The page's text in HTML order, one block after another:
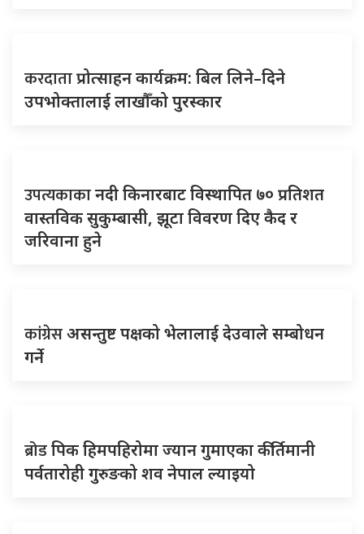
करदाताप्रोत्साहन कार्यक्रम: बिल लिने–दिने
उपभोक्तालाई लाखौँको पुरस्कार
उपत्यकाकानदी किनारबाट विस्थापित ७० प्रतिशत
वास्तविक सुकुम्बासी, झूटा विवरण दिए कैद र
जरिवाना हुने
कांग्रेसअसन्तुष्ट पक्षको भेलालाई देउवाले सम्बोधन
गर्ने
ब्रोडपिक हिमपहिरोमा ज्यान गुमाएका कीर्तिमानी
पर्वतारोही गुरुङको शव नेपाल ल्याइयो